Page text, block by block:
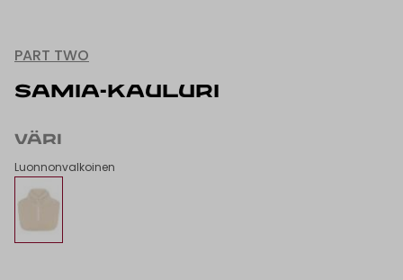
PART TWO
SAMIA-KAULURI
VÄRI
Luonnonvalkoinen